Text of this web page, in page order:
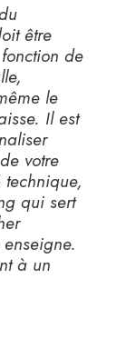
être
de
le
Il est
votre
qui sert
à un